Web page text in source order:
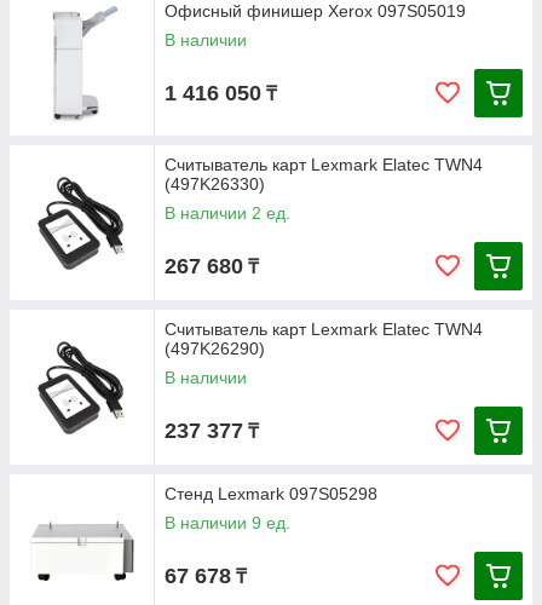
Офисный финишер Xerox 097S05019
В наличии
1 416 050 ₸
Считыватель карт Lexmark Elatec TWN4
(497K26330)
В наличии 2 ед.
267 680 ₸
Считыватель карт Lexmark Elatec TWN4
(497K26290)
В наличии
237 377 ₸
Стенд Lexmark 097S05298
В наличии 9 ед.
67 678 ₸